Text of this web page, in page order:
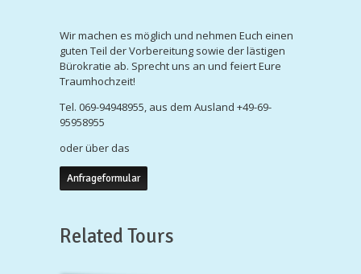
Wir machen es möglich und nehmen Euch einen
guten Teil der Vorbereitung sowie der lästigen
Bürokratie ab. Sprecht uns an und feiert Eure
Traumhochzeit!
Tel. 069-94948955, aus dem Ausland +49-69-
95958955
oder über das
Anfrageformular
Related Tours